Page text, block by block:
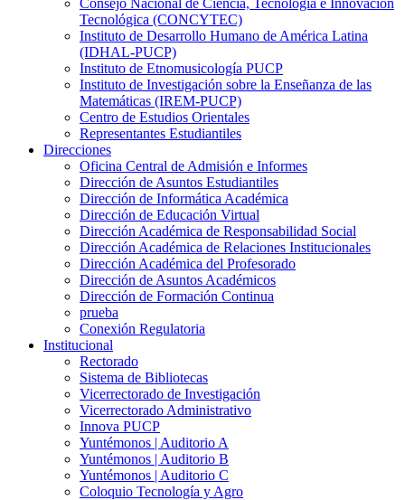
Consejo Nacional de Ciencia, Tecnología e Innovación
Tecnológica (CONCYTEC)
Instituto de Desarrollo Humano de América Latina
(IDHAL-PUCP)
Instituto de Etnomusicología PUCP
Instituto de Investigación sobre la Enseñanza de las
Matemáticas (IREM-PUCP)
Centro de Estudios Orientales
Representantes Estudiantiles
Direcciones
Oficina Central de Admisión e Informes
Dirección de Asuntos Estudiantiles
Dirección de Informática Académica
Dirección de Educación Virtual
Dirección Académica de Responsabilidad Social
Dirección Académica de Relaciones Institucionales
Dirección Académica del Profesorado
Dirección de Asuntos Académicos
Dirección de Formación Continua
prueba
Conexión Regulatoria
Institucional
Rectorado
Sistema de Bibliotecas
Vicerrectorado de Investigación
Vicerrectorado Administrativo
Innova PUCP
Yuntémonos | Auditorio A
Yuntémonos | Auditorio B
Yuntémonos | Auditorio C
Coloquio Tecnología y Agro